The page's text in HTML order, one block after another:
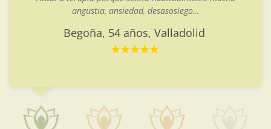
Cristina por ser especialista